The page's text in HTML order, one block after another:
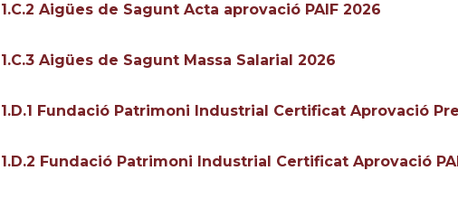
1.C.2 Aigües de Sagunt Acta aprovació PAIF 2026
1.C.3 Aigües de Sagunt Massa Salarial 2026
1.D.1 Fundació Patrimoni Industrial Certificat Aprovació
1.D.2 Fundació Patrimoni Industrial Certificat Aprovació